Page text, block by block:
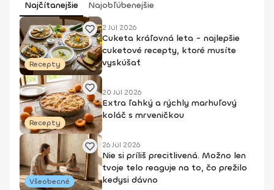
Najčítanejšie Najobľúbenejšie
Recepty
2 Júl 2026
Cuketa kráľovná leta - najlepšie
cuketové recepty, ktoré musíte
vyskúšať
Recepty
20 Júl 2026
Extra ľahký a rýchly marhuľový
koláč s mrveničkou
Všeobecné
26 Júl 2026
Nie si príliš precitlivená. Možno len
tvoje telo reaguje na to, čo prežilo
kedysi dávno